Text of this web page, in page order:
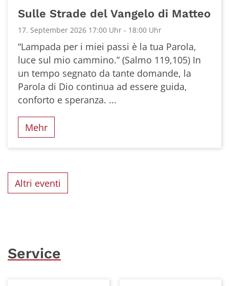
Sulle Strade del Vangelo di Matteo
17. September 2026 17:00 Uhr - 18:00 Uhr
“Lampada per i miei passi è la tua Parola,
luce sul mio cammino.” (Salmo 119,105) In
un tempo segnato da tante domande, la
Parola di Dio continua ad essere guida,
conforto e speranza. ...
Mehr
Altri eventi
Service